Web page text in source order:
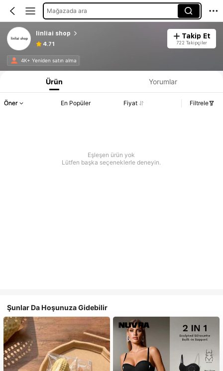
Mağazada ara
linliai shop
4.71
Takip Et
722 Takipçiler
4K+ Yeniden satın alma
Ürün Yorumlar
Öner En Popüler Fiyat Filtrele
Eşleşen ürün yok
Lütfen başka seçeneklerle deneyin.
Şunlar Da Hoşunuza Gidebilir